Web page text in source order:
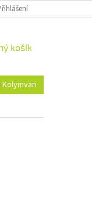
košík